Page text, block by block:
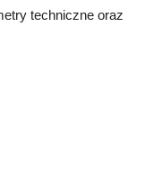
techniczne oraz